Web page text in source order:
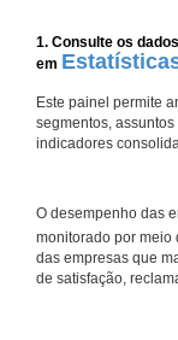
1. Consulte os
em
Este painel permite
segmentos,
indicadores
O desempenho das
monitorado por meio
das empresas que
de satisfação,